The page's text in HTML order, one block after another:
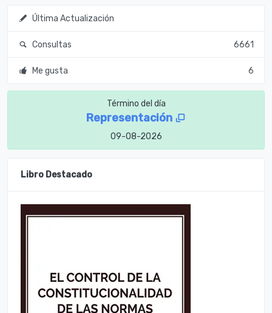
Última Actualización
Consultas 6661
Me gusta 6
Término del día
Representación
09-08-2026
Libro Destacado